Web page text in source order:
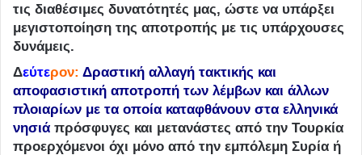
τις διαθέσιμες δυνατότητές μας, ώστε να υπάρξει
μεγιστοποίηση της αποτροπής με τις υπάρχουσες
δυνάμεις.
Δεύτερον: Δραστική αλλαγή τακτικής και
αποφασιστική αποτροπή των λέμβων και άλλων
πλοιαρίων με τα οποία καταφθάνουν στα ελληνικά
νησιά πρόσφυγες και μετανάστες από την Τουρκία
προερχόμενοι όχι μόνο από την εμπόλεμη Συρία ή